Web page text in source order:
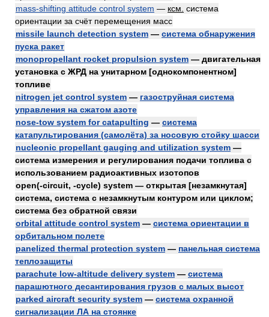
mass-shifting attitude control system — ксм. система
ориентации за счёт перемещения масс
missile launch detection system — система обнаружения
пуска ракет
monopropellant rocket propulsion system — двигательная
установка с ЖРД на унитарном [однокомпонентном]
топливе
nitrogen jet control system — газоструйная система
управления на сжатом азоте
nose-tow system for catapulting — система
катапультирования (самолёта) за носовую стойку шасси
nucleonic propellant gauging and utilization system —
система измерения и регулирования подачи топлива с
использованием радиоактивных изотопов
open(-circuit, -cycle) system — открытая [незамкнутая]
система, система с незамкнутым контуром или циклом;
система без обратной связи
orbital attitude control system — система ориентации в
орбитальном полете
panelized thermal protection system — панельная система
теплозащиты
parachute low-altitude delivery system — система
парашютного десантирования грузов с малых высот
parked aircraft security system — система охранной
сигнализации ЛА на стоянке